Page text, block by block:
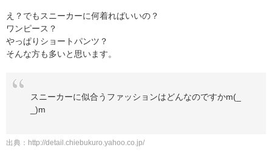
え？でもスニーカーに何着ればいいの？
ワンピース？
やっぱりショートパンツ？
そんな方も多いと思います。
スニーカーに似合うファッションはどんなのですかm(_
_)m
出典： http://detail.chiebukuro.yahoo.co.jp/